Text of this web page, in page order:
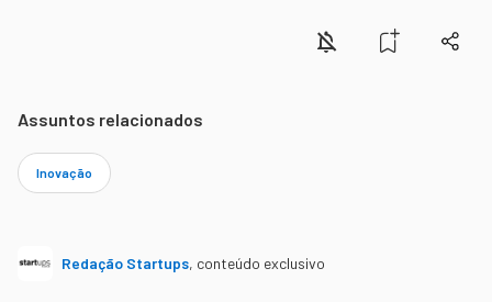
Assuntos relacionados
Inovação
Redação Startups, conteúdo exclusivo